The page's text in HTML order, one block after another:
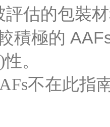
評估的包裝
較積極的
。
不在此